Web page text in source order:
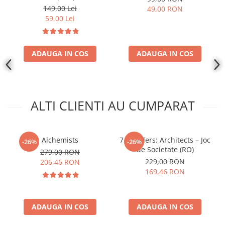
Disney Lorcana
UniVersus CCG
Neverrift TCG
Hololive
One Piece Card Game
Colectii Oficiale Topps si Panini si
Final Fantasy
Alte TCG-uri
149,00 Lei
59,00 Lei
ADAUGA IN COS
49,00 RON
ADAUGA IN COS
ALTI CLIENTI AU CUMPARAT
-26% Alchemists
279,00 RON
206,46 RON
ADAUGA IN COS
-26%
7 Wonders: Architects – Joc
de Societate (RO)
229,00 RON
169,46 RON
ADAUGA IN COS